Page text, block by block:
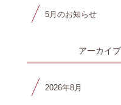
5月のお知らせ
アーカイブ
2026年8月